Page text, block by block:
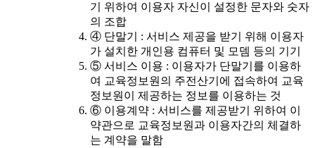
기 위하여 이용자 자신이 설정한 문자와 숫자
의 조합
④ 단말기 : 서비스 제공을 받기 위해 이용자
가 설치한 개인용 컴퓨터 및 모뎀 등의 기기
⑤ 서비스 이용 : 이용자가 단말기를 이용하
여 교육정보원의 주전산기에 접속하여 교육
정보원이 제공하는 정보를 이용하는 것
⑥ 이용계약 : 서비스를 제공받기 위하여 이
약관으로 교육정보원과 이용자간의 체결하
는 계약을 말함